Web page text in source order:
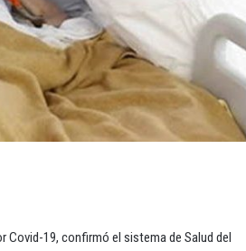
Covid-19, confirmó el sistema de Salud del